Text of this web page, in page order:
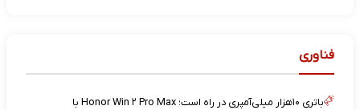
فناوری
باتری ۱۰هزار میلی‌آمپری در راه است؛ Honor Win ۲ Pro Max با